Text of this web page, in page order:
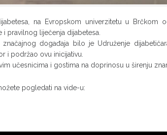
na Evropskom univerzitetu u Brčkom
i pravilnog liječenja dijabetesa.
značajnog događaja bilo je Udruženje
i podržao ovu inicijativu.
učesnicima i gostima na doprinosu u širenju
pogledati na vide-u: